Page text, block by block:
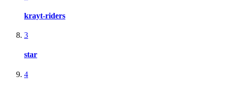
krayt-riders
3
star
4